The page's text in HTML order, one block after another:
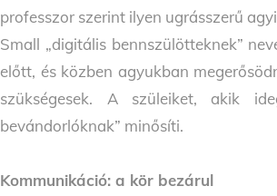
professzor szerint ilyen ugrásszerű
Small „digitális bennszülötteknek”
előtt, és közben agyukban
szükségesek. A szüleiket, akik
bevándorlóknak” minősíti.
Kommunikáció: a kör bezárul